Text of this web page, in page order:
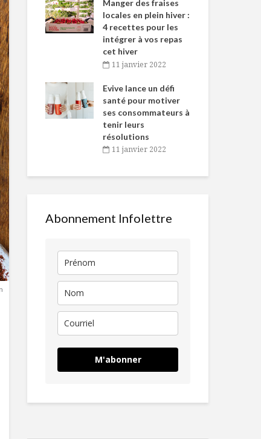
l’Est
le
2021
dans
Van
2021
Manger des fraises
locales en plein hiver :
4 recettes pour les
intégrer à vos repas
cet hiver
11 janvier 2022
Evive lance un défi
santé pour motiver
ses consommateurs à
tenir leurs
résolutions
11 janvier 2022
Abonnement Infolettre
M'abonner
disponibles en
temps de crise
Pour sortir le
bûcheron en vous
5 idées de
patio!